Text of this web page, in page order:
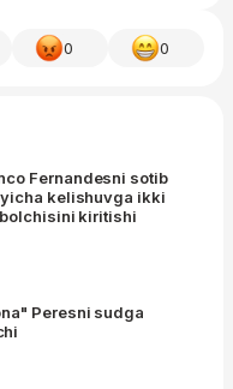
0 0
Fernandesni sotib
kelishuvga ikki
kiritishi
Peresni sudga